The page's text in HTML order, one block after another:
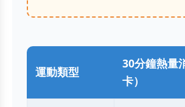
運動類型
30分鐘熱量
卡）